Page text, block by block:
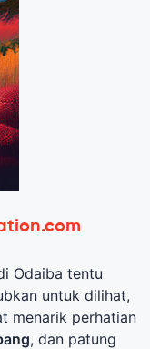
Odaiba tentu
untuk dilihat,
menarik perhatian
, dan patung